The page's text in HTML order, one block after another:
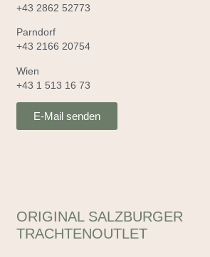
ORIGINAL SALZBURGER
TRACHTENOUTLET
+43 2862 52773
Parndorf
+43 2166 20754
Wien
+43 1 513 16 73
E-Mail senden